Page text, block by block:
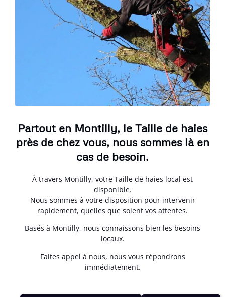
Partout en Montilly, le Taille de haies
près de chez vous, nous sommes là en
cas de besoin.
À travers Montilly, votre Taille de haies local est
disponible.
Nous sommes à votre disposition pour intervenir
rapidement, quelles que soient vos attentes.
Basés à Montilly, nous connaissons bien les besoins
locaux.
Faites appel à nous, nous vous répondrons
immédiatement.